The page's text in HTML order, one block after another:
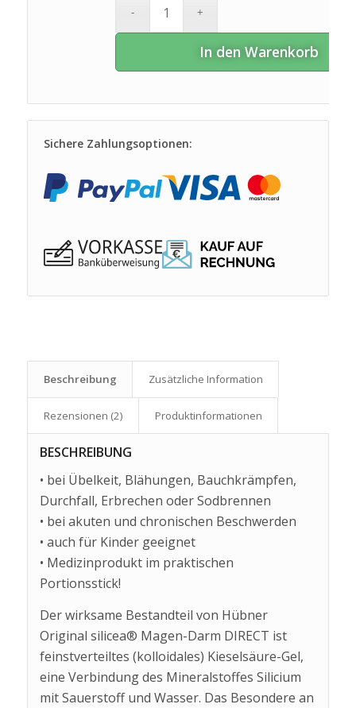
In den Warenkorb
Sichere Zahlungsoptionen:
Beschreibung Zusätzliche Information
Rezensionen (2) Produkt­informationen
BESCHREIBUNG
• bei Übelkeit, Blähungen, Bauchkrämpfen,
Durchfall, Erbrechen oder Sodbrennen
• bei akuten und chronischen Beschwerden
• auch für Kinder geeignet
• Medizinprodukt im praktischen
Portionsstick!
Der wirksame Bestandteil von Hübner
Original silicea® Magen-Darm DIRECT ist
feinstverteiltes (kolloidales) Kieselsäure-Gel,
eine Verbindung des Mineralstoffes Silicium
mit Sauerstoff und Wasser. Das Besondere an